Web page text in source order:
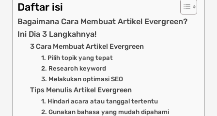
Daftar isi
Bagaimana Cara Membuat Artikel Evergreen?
Ini Dia 3 Langkahnya!
3 Cara Membuat Artikel Evergreen
1. Pilih topik yang tepat
2. Research keyword
3. Melakukan optimasi SEO
Tips Menulis Artikel Evergreen
1. Hindari acara atau tanggal tertentu
2. Gunakan bahasa yang mudah dipahami